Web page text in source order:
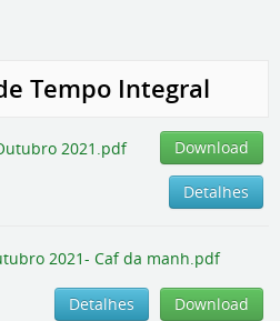
Tempo Integral
2021.pdf Download
Detalhes
2021- Caf da manh.pdf
Download
Detalhes